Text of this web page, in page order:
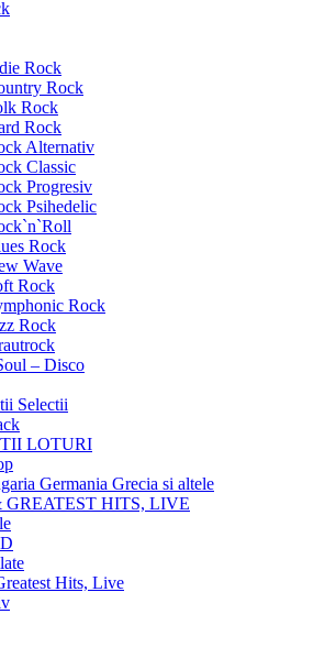
Rock
Rock
Rock
Rock
Alternativ
Classic
Progresiv
Psihedelic
Rock
Wave
Rock
Rock
Rock
– Disco
Selectii
LOTURI
Germania Grecia si altele
GREATEST HITS, LIVE
Hits, Live